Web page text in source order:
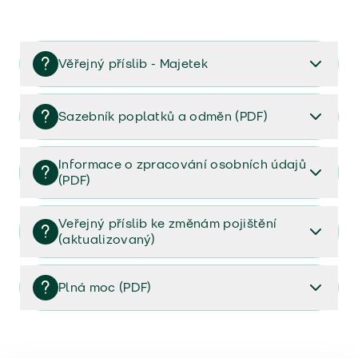
Věřejný příslib - Majetek
Věřejný příslib majetek 2023
Sazebník poplatků a odměn (PDF)
Sazebník poplatků a odměn (PDF)
Informace o zpracování osobních údajů
(PDF)
Informace o zpracování osobních údajů (PDF)
Veřejný příslib ke změnám pojištění
(aktualizovaný)
Veřejný příslib ke změnám pojištění (aktualizovaný)
Plná moc (PDF)